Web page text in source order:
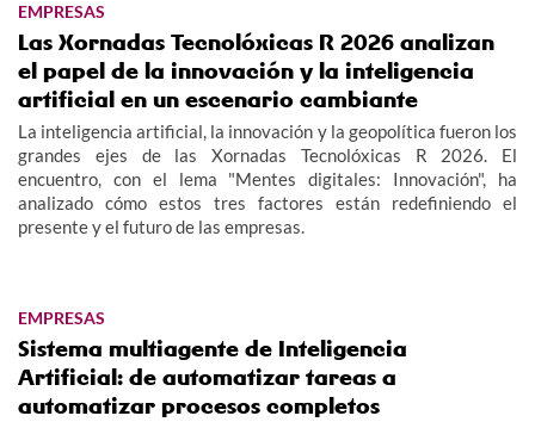
EMPRESAS
Las Xornadas Tecnolóxicas R 2026 analizan
el papel de la innovación y la inteligencia
artificial en un escenario cambiante
La inteligencia artificial, la innovación y la geopolítica fueron los
grandes ejes de las Xornadas Tecnolóxicas R 2026. El
encuentro, con el lema "Mentes digitales: Innovación", ha
analizado cómo estos tres factores están redefiniendo el
presente y el futuro de las empresas.
EMPRESAS
Sistema multiagente de Inteligencia
Artificial: de automatizar tareas a
automatizar procesos completos